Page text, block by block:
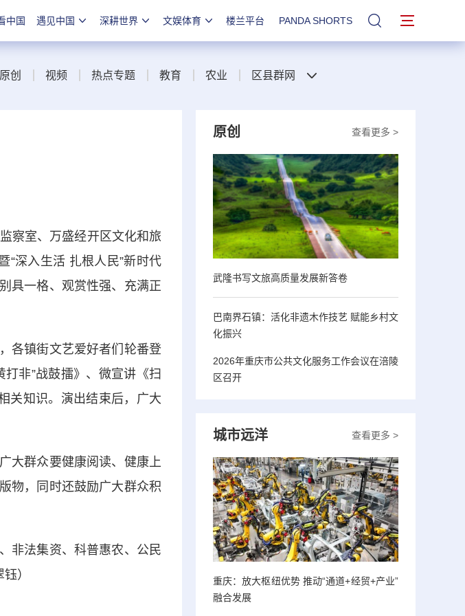
中国 遇见中国 深耕世界 文娱体育 楼兰平台 PANDA SHORTS 站内搜索
原创 视频 热点专题 教育 农业 区县群网
察室、万盛经开区文化和旅
“深入生活 扎根人民”新时代
具一格、观赏性强、充满正
各镇街文艺爱好者们轮番登
非”战鼓擂》、微宣讲《扫
关知识。演出结束后，广大
群众要健康阅读、健康上
物，同时还鼓励广大群众积
法集资、科普惠农、公民
）
查看更多 >
原创
武隆书写文旅高质量发展新答卷
巴南界石镇：活化非遗木作技艺 赋能乡村文
化振兴
2026年重庆市公共文化服务工作会议在涪陵
区召开
查看更多 >
城市远洋
重庆：放大枢纽优势 推动“通道+经贸+产业”
融合发展